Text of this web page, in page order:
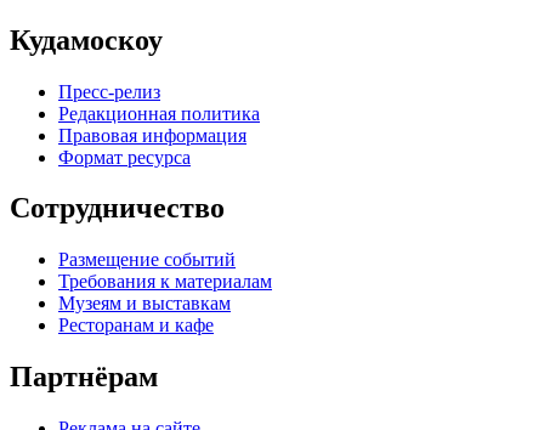
Кудамоскоу
Пресс-релиз
Редакционная политика
Правовая информация
Формат ресурса
Сотрудничество
Размещение событий
Требования к материалам
Музеям и выставкам
Ресторанам и кафе
Партнёрам